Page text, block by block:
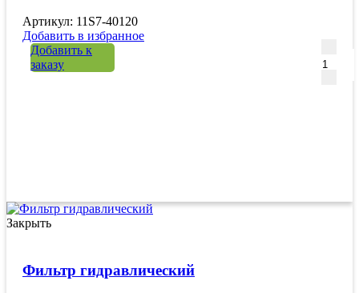
Артикул: 11S7-40120
Добавить в избранное
Добавить к
заказу
Закрыть
Фильтр гидравлический